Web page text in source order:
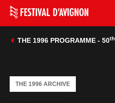
THE 1996 PROGRAMME - 50th
THE 1996 ARCHIVE